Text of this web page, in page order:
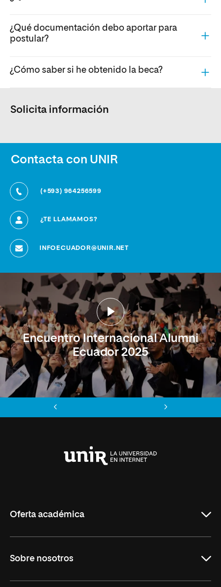
¿Qué documentación debo aportar para
postular?
¿Cómo saber si he obtenido la beca?
Solicita información
Contacta con UNIR
(+593) 964256599
¿TE LLAMAMOS?
INFOECUADOR@UNIR.NET
Encuentro Internacional Alumni
Ecuador 2025
Oferta académica
Formación Continua
Sobre nosotros